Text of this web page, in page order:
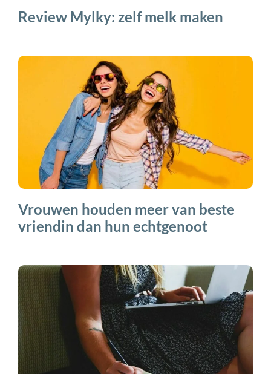
Review Mylky: zelf melk maken
Vrouwen houden meer van beste
vriendin dan hun echtgenoot